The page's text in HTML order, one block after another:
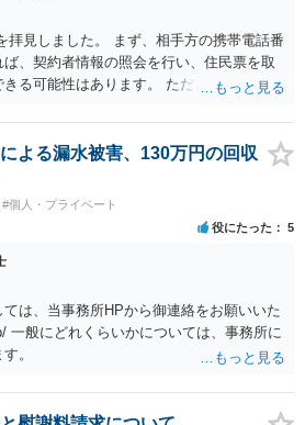
拝見しました。 まず、相手方の携帯電話番
、契約者情報の照会を行い、住民票を取
る可能性はあります。 ただ、他人名義の
詐欺の事案であれば照会できる可能性はあ
経由する方法より難しくなります。 身元
があるかどうかを確認していきます。 基
は返金請求ができません。 詐欺を含め、
どうかを確認していきます。 さらに、渡し
るかどうかも精査します。 上記を経て、
ると判断できるのであれば、まずは交渉
でしょう。 ご理解のとおり、詐欺である
せん。 刑事事件化が出来るのであれば、
がありますが、民事上の詐欺の立証以上
こちらについては、一度、最寄りの警察
してください。 具体的な見通しに関して
るため、直接弁護士にご相談された方が
よる漏水被害、130万円の回収
#個人・プライベート
役にたった 5
は、当事務所HPから御連絡をお願いいた
一般にどれくらいかについては、事務所に
。